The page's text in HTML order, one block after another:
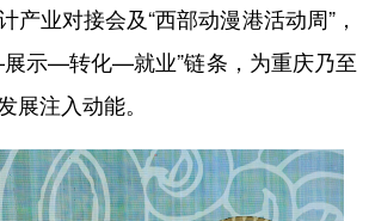
产业对接会及“西部动漫港活动周”，
示—转化—就业”链条，为重庆乃至
展注入动能。